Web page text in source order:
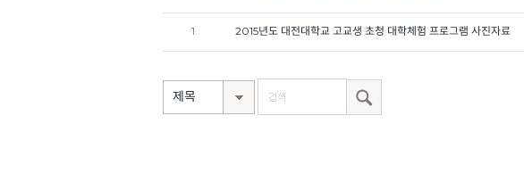
1 2015년도 대전대학교 고교생 초청 대학체험 프로그램 사진자료
제목